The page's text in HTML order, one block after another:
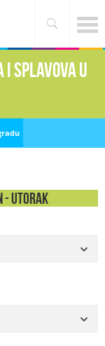
i splavova u
UTORAK